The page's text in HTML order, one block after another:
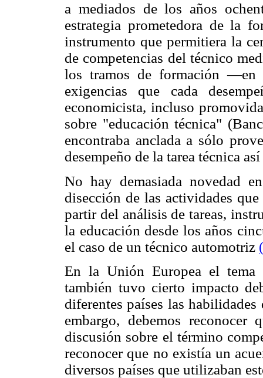
a mediados de los años
estrategia prometedora de la
instrumento que permitiera la
de competencias del técnico
los tramos de formación
exigencias que cada
economicista, incluso
sobre "educación técnica"
encontraba anclada a sólo
desempeño de la tarea técnica
No hay demasiada novedad
disección de las actividades
partir del análisis de tareas,
la educación desde los años
el caso de un técnico automotriz
En la Unión Europea el tema
también tuvo cierto impacto
diferentes países las
embargo, debemos
discusión sobre el término
reconocer que no existía un
diversos países que utilizaban